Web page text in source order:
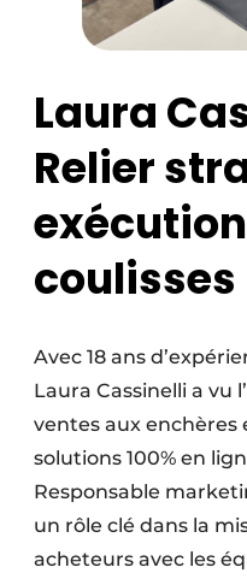
Laura
Relier
coulisses
Avec 18 ans
Laura Cassinelli a vu
ventes aux enchères
solutions 100% en
Responsable
un rôle clé dans la
acheteurs avec les